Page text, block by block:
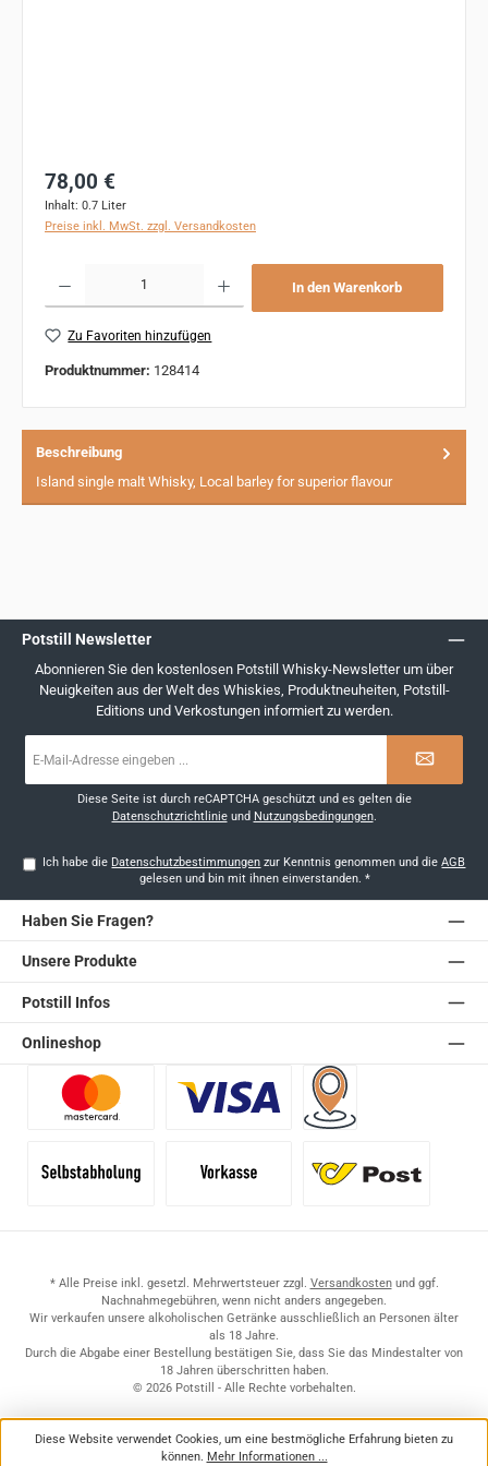
Regulärer Preis:
78,00 €
Inhalt: 0.7 Liter
Preise inkl. MwSt. zzgl. Versandkosten
In den Warenkorb
Zu Favoriten hinzufügen
Produktnummer: 128414
Beschreibung
Island single malt Whisky, Local barley for superior flavour
Potstill Newsletter
Abonnieren Sie den kostenlosen Potstill Whisky-Newsletter um über
Neuigkeiten aus der Welt des Whiskies, Produktneuheiten, Potstill-
Editions und Verkostungen informiert zu werden.
Mail-
Diese Seite ist durch reCAPTCHA geschützt und es gelten die
Datenschutzrichtlinieund Nutzungsbedingungen.
Ich habe die Datenschutzbestimmungen zur Kenntnis genommen und dieAGB
gelesen und bin mit ihnen einverstanden. *
Haben Sie Fragen?
Unsere Produkte
Potstill Infos
Onlineshop
* Alle Preise inkl. gesetzl. Mehrwertsteuer zzgl. Versandkostenund ggf.
Nachnahmegebühren, wenn nicht anders angegeben.
Wir verkaufen unsere alkoholischen Getränke ausschließlich an Personen älter
als 18 Jahre.
Durch die Abgabe einer Bestellung bestätigen Sie, dass Sie das Mindestalter von
18 Jahren überschritten haben.
© 2026 Potstill - Alle Rechte vorbehalten.
Diese Website verwendet Cookies, um eine bestmögliche Erfahrung bieten zu
können. Mehr Informationen ...